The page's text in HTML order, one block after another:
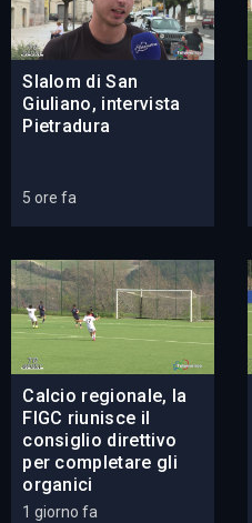
Slalom di San
Giuliano, intervista
Pietradura
5 ore fa
Calcio regionale, la
FIGC riunisce il
consiglio direttivo
per completare gli
organici
1 giorno fa